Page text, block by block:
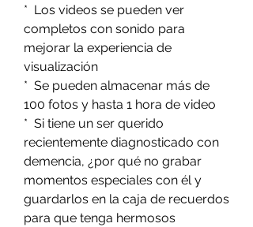
* Los videos se pueden ver
completos con sonido para
mejorar la experiencia de
visualización
* Se pueden almacenar más de
100 fotos y hasta 1 hora de video
* Si tiene un ser querido
recientemente diagnosticado con
demencia, ¿por qué no grabar
momentos especiales con él y
guardarlos en la caja de recuerdos
para que tenga hermosos